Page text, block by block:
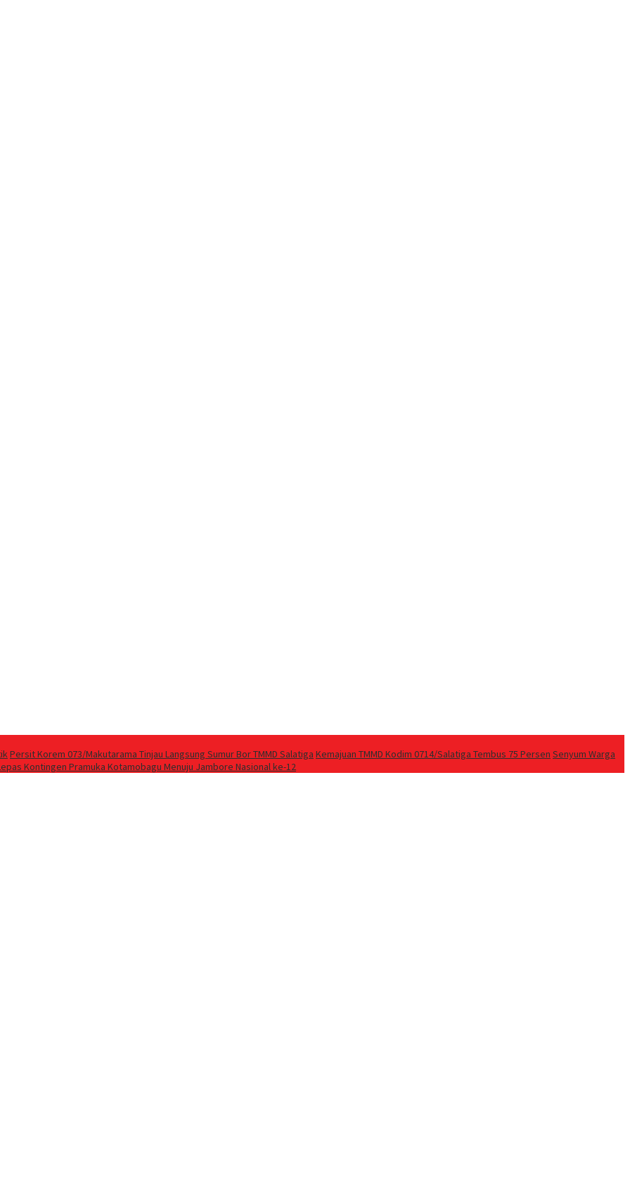
Persit Korem 073/Makutarama Tinjau Langsung Sumur Bor TMMD Salatiga Kemajuan TMMD Kodim 0714/Salatiga Tembus 75 Persen Senyum Warga
Kontingen Pramuka Kotamobagu Menuju Jambore Nasional ke-12